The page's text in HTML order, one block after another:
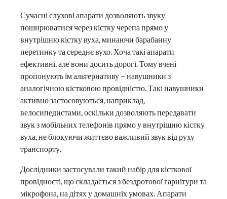
Сучасні слухові апарати дозволяють звуку
поширюватися через кістку черепа прямо у
внутрішню кістку вуха, минаючи барабанну
перетинку та середнє вухо. Хоча такі апарати
ефективні, але вони досить дорогі. Тому вчені
пропонують їм альтернативу – навушники з
аналогічною кістковою провідністю. Такі навушники
активно застосовуються, наприклад,
велосипедистами, оскільки дозволяють передавати
звук з мобільних телефонів прямо у внутрішню кістку
вуха, не блокуючи життєво важливий звук від руху
транспорту.
Дослідники застосували такий набір для кісткової
провідності, що складається з бездротової гарнітури та
мікрофона, на дітях у домашніх умовах. Апарати